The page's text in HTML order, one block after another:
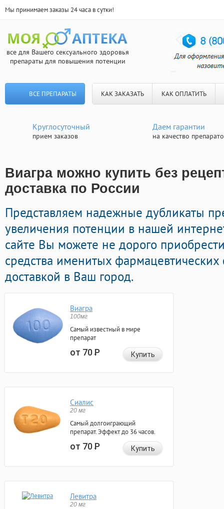
Мы принимаем заказы 24 часа в сутки!
все для Вашего сексуального здоровья
препараты для повышения потенции
ВСЕ ПРЕПАРАТЫ КАК ЗАКАЗАТЬ КАК ОПЛАТИТЬ
Круглосуточный
прием заказов
Даем гарантии
на качество
Виагра можно купить без
доставка по России
Представляем надежные дубликаты
увеличения потенции в нашей
сайте Вы можете не дорого
средства именитых
доставкой в Ваш город.
Виагра
100мг
Самый известный в мире
препарат
от 70Р Купить
Сиалис
20 мг
Самый долгоиграющий
препарат. Эффект до 36 часов.
от 70Р Купить
Левитра
20 мг